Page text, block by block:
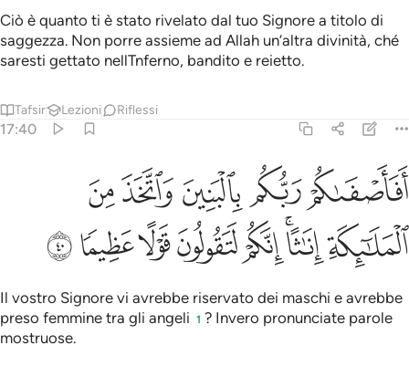
Ciò è quanto ti è stato rivelato dal tuo Signore a titolo di
saggez­za. Non porre assieme ad Allah un’altra divinità, ché
saresti gettato nellTnferno, bandito e reietto.
Tafsir Lezioni Riflessi
17:40
افاصفاكم ربكم بالبنين واتخذ من الملايكة اناثا انكم لتقولون قولا عظيما
أَفَأَصْفَىٰكُمْ رَبُّكُم بِٱلْبَنِينَ وَٱتَّخَذَ مِنَ ٱلْمَلَـٰٓئِكَةِ إِنَـٰثًا ۚ إِنَّكُمْ لَتَقُولُونَ
ﱕﱖﱗﱘﱙ
ﱚﱛﱜﱝﱞﱟﱠﱡ
Il vostro Signore vi avrebbe riservato dei maschi e avrebbe
preso femmine tra gli angeli 1 ? Invero pronunciate parole
mostruose.